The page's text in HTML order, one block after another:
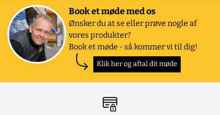
Book et møde med os
Ønsker du at se eller prøve nogle af
vores produkter?
Book et møde - så kommer vi til dig!
Klik her og aftal dit møde